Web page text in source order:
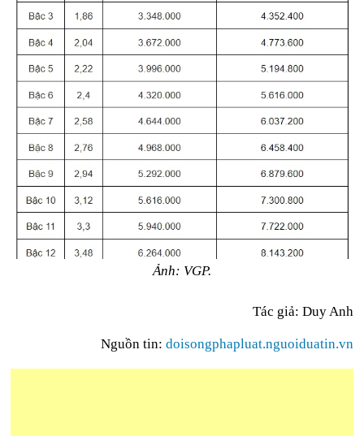
Ảnh: VGP.
Tác giả: Duy Anh
Nguồn tin: doisongphapluat.nguoiduatin.vn